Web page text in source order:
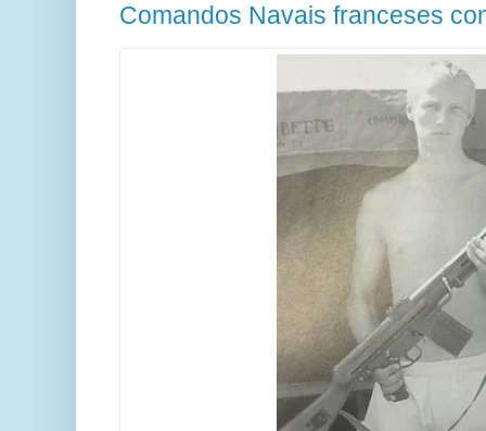
Comandos Navais franceses